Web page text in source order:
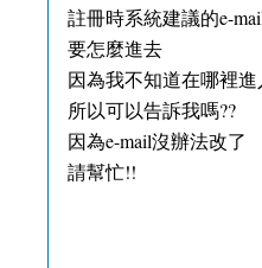
註冊時系統建議的e-
要怎麼進去
因為我不知道在哪裡
所以可以告訴我嗎??
因為e-mail沒辦法改了
請幫忙!!